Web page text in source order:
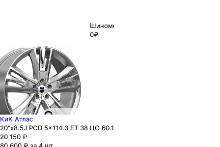
Шиномонтаж
0₽
КиК Атлас
20"x8.5J PCD 5x114.3 ЕТ 38 ЦО 60.1
20 150 ₽